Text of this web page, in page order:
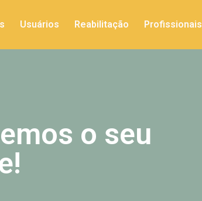
Usuários Reabilitação Profissionais
o seu